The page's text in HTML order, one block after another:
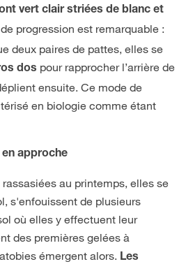
vert clair striées de blanc et
progression est remarquable :
deux paires de pattes, elles se
dos pour rapprocher l’arrière de
ensuite. Ce mode de
en biologie comme étant
approche
au printemps, elles se
s'enfouissent de plusieurs
où elles y effectuent leur
des premières gelées à
émergent alors. Les